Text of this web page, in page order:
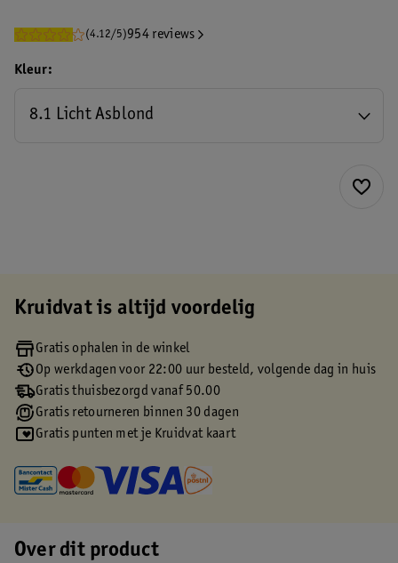
(4.12/5)954 reviews
Kleur
8.1 Licht Asblond
Kruidvat is altijd voordelig
Gratis ophalen in de winkel
Op werkdagen voor 22:00 uur besteld, volgende dag in huis
Gratis thuisbezorgd vanaf 50.00
Gratis retourneren binnen 30 dagen
Gratis punten met je Kruidvat kaart
Over dit product